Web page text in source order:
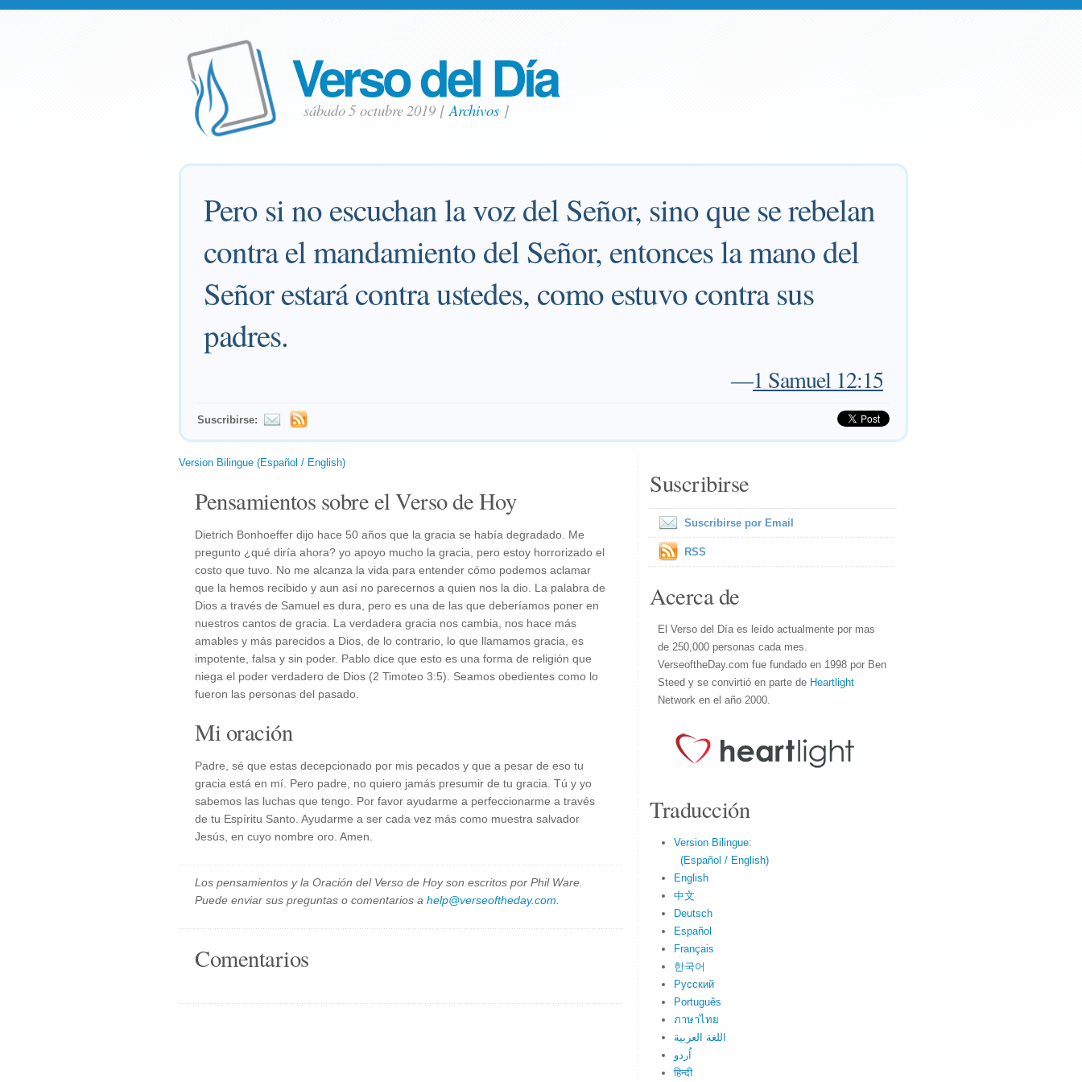
Verso del Día
sábado 5 octubre 2019 [Archivos]
Pero si no escuchan la voz del Señor, sino que se rebelan
contra el mandamiento del Señor, entonces la mano del
Señor estará contra ustedes, como estuvo contra sus
padres.
—1 Samuel 12:15
Suscribirse:
Version Bilingue (Español / English)
Pensamientos sobre el Verso de Hoy
Dietrich Bonhoeffer dijo hace 50 años que la gracia se había degradado. Me
pregunto ¿qué diría ahora? yo apoyo mucho la gracia, pero estoy horrorizado el
costo que tuvo. No me alcanza la vida para entender cómo podemos aclamar
que la hemos recibido y aun así no parecernos a quien nos la dio. La palabra de
Dios a través de Samuel es dura, pero es una de las que deberíamos poner en
nuestros cantos de gracia. La verdadera gracia nos cambia, nos hace más
amables y más parecidos a Dios, de lo contrario, lo que llamamos gracia, es
impotente, falsa y sin poder. Pablo dice que esto es una forma de religión que
niega el poder verdadero de Dios (2 Timoteo 3:5). Seamos obedientes como lo
fueron las personas del pasado.
Mi oración
Padre, sé que estas decepcionado por mis pecados y que a pesar de eso tu
gracia está en mí. Pero padre, no quiero jamás presumir de tu gracia. Tú y yo
sabemos las luchas que tengo. Por favor ayudarme a perfeccionarme a través
de tu Espíritu Santo. Ayudarme a ser cada vez más como muestra salvador
Jesús, en cuyo nombre oro. Amen.
Los pensamientos y la Oración del Verso de Hoy son escritos por Phil Ware.
Puede enviar sus preguntas o comentarios a help@verseoftheday.com
Comentarios
Suscribirse
Suscribirse por Email
RSS
Acerca de
El Verso del Día es leído actualmente por mas
de 250,000 personas cada mes.
VerseoftheDay.com fue fundado en 1998 por Ben
Steed y se convirtió en parte de Heartlight
Network en el año 2000.
Traducción
Version Bilingue:
(Español / English)
English
中文
Deutsch
Español
Français
한국어
Русский
Português
ภาษาไทย
اللغة العربية
اُردو
हिन्दी